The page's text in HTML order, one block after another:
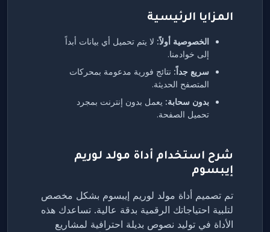
المزايا الرئيسية
الخصوصية أولاً: لا يتم تحميل أي بيانات أبداً
إلى خوادمنا.
سريع جداً: نتائج فورية مدعومة بمحركات
المتصفح الحديثة.
بدون سحابة: يعمل بدون إنترنت بمجرد
تحميل الصفحة.
شرح استخدام أداة مولد لوريم
إيبسوم
تم تصميم أداة مولد لوريم إيبسوم بشكل مخصص
لتلبية احتياجاتك الرقمية بدقة عالية. تساعدك هذه
الأداة في توليد نصوص بديلة احترافية لمشاريع